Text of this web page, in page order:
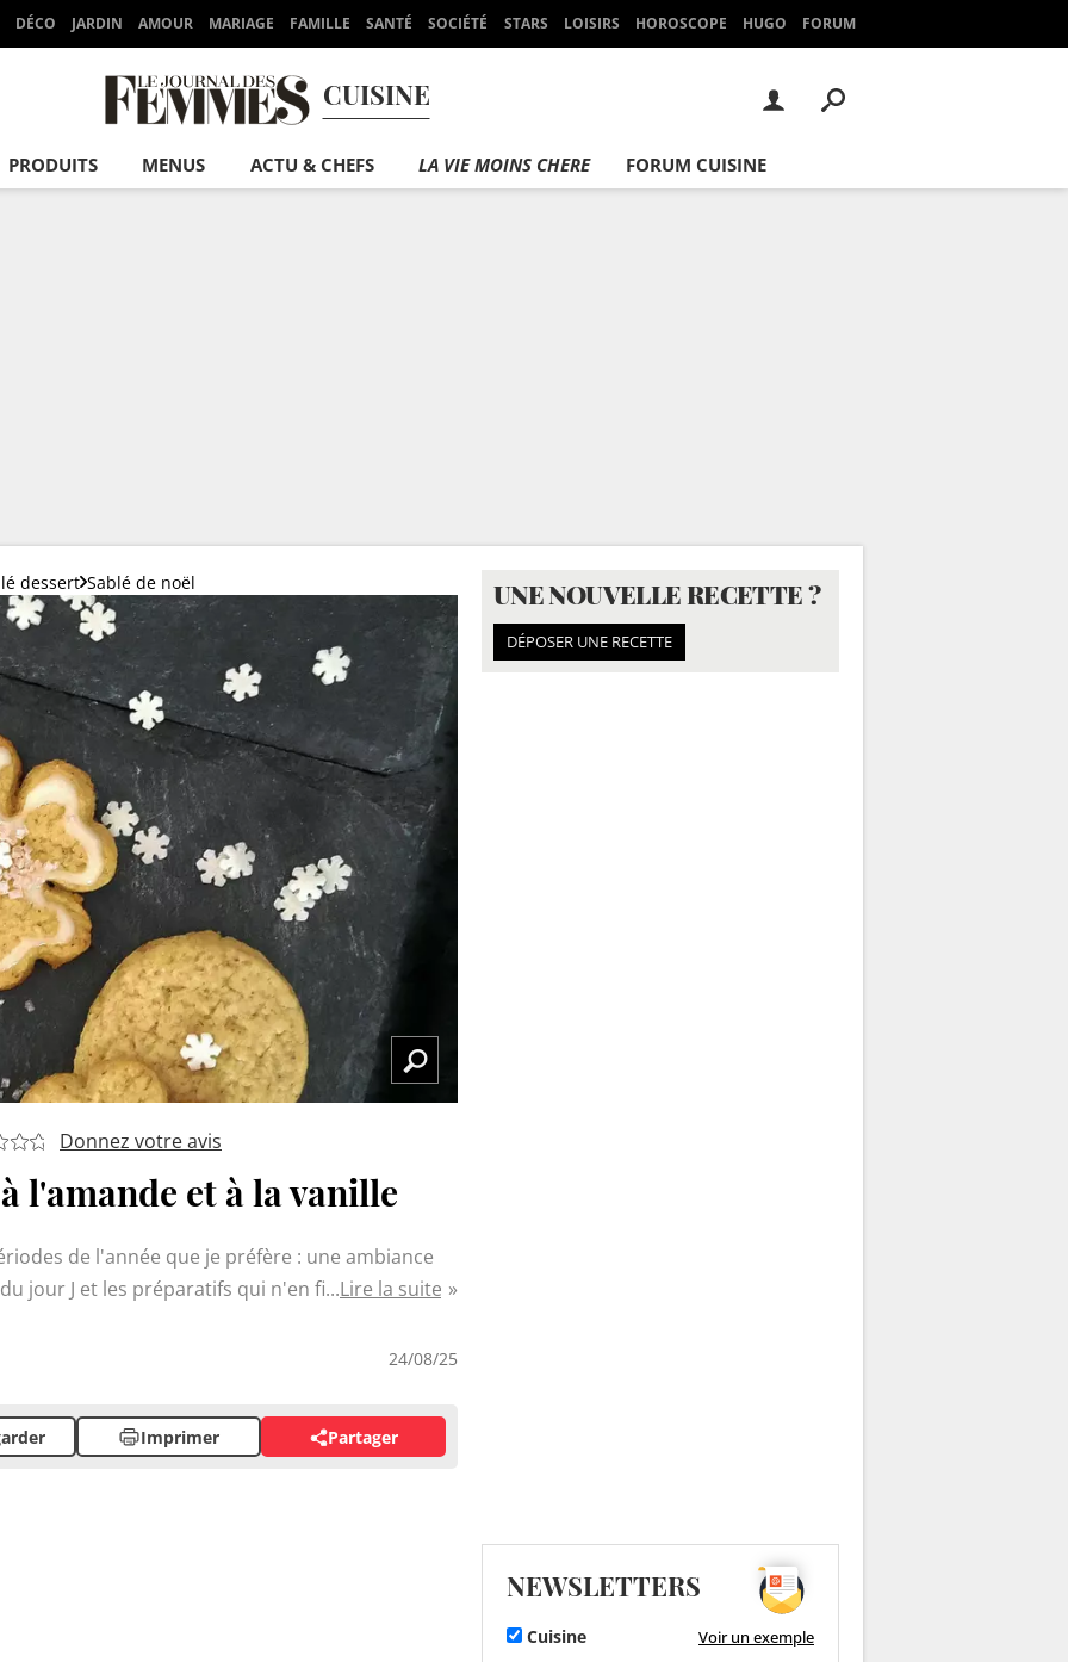
DÉCO JARDIN AMOUR MARIAGE FAMILLE SANTÉ SOCIÉTÉ STARS LOISIRS HOROSCOPE HUGO FORUM
CUISINE
PRODUITS MENUS ACTU & CHEFS LA VIE MOINS CHERE FORUM CUISINE
dessert Sablé de noël
Donnez votre avis
l'amande et à la vanille
de l'année que je préfère : une ambiance
jour J et les préparatifs qui n'en finissent pas !
grands !
Lire la suite
24/08/25
Imprimer Partager
UNE NOUVELLE RECETTE ?
DÉPOSER UNE RECETTE
NEWSLETTERS
Cuisine Voir un exemple